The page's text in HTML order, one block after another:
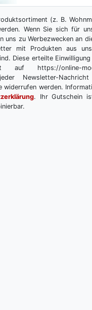
(z. B.
Wenn Sie sich für
uns zu Werbezwecken an
mit Produkten aus
Diese erteilte Einwilligung
https://online-
Newsletter-
werden.
. Ihr Gutschein